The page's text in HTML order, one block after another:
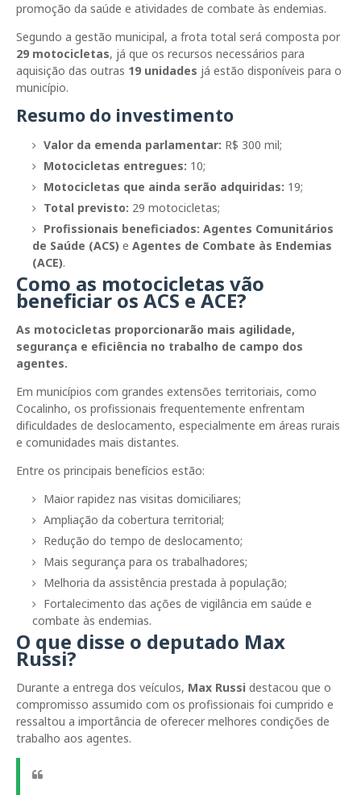
promoção da saúde e atividades de combate às endemias.
Segundo a gestão municipal, a frota total será composta por
29 motocicletas, já que os recursos necessários para
aquisição das outras 19 unidades já estão disponíveis para o
município.
Resumo do investimento
Valor da emenda parlamentar: R$ 300 mil;
Motocicletas entregues: 10;
Motocicletas que ainda serão adquiridas: 19;
Total previsto: 29 motocicletas;
Profissionais beneficiados: Agentes Comunitários
de Saúde (ACS) e Agentes de Combate às Endemias
(ACE).
Como as motocicletas vão
beneficiar os ACS e ACE?
As motocicletas proporcionarão mais agilidade,
segurança e eficiência no trabalho de campo dos
agentes.
Em municípios com grandes extensões territoriais, como
Cocalinho, os profissionais frequentemente enfrentam
dificuldades de deslocamento, especialmente em áreas rurais
e comunidades mais distantes.
Entre os principais benefícios estão:
Maior rapidez nas visitas domiciliares;
Ampliação da cobertura territorial;
Redução do tempo de deslocamento;
Mais segurança para os trabalhadores;
Melhoria da assistência prestada à população;
Fortalecimento das ações de vigilância em saúde e
combate às endemias.
O que disse o deputado Max
Russi?
Durante a entrega dos veículos, Max Russi destacou que o
compromisso assumido com os profissionais foi cumprido e
ressaltou a importância de oferecer melhores condições de
trabalho aos agentes.